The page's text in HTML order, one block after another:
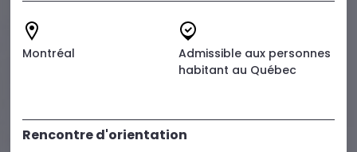
Montréal
Admissible aux personnes
habitant au Québec
Rencontre d'orientation